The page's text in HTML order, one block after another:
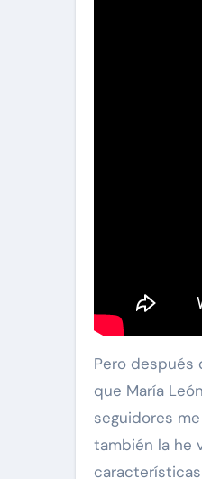
Pero después
que María
seguidores
también la he